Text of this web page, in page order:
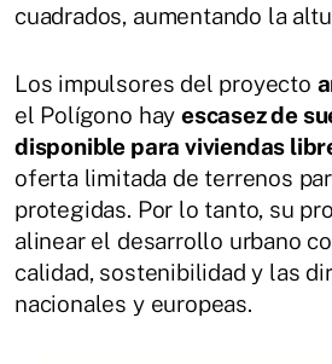
cuadrados, aumentando la
Los impulsores del proyecto
el Polígono hay escasez de
disponible para viviendas
oferta limitada de terrenos
protegidas. Por lo tanto, su
alinear el desarrollo urbano
calidad, sostenibilidad y las
nacionales y europeas.